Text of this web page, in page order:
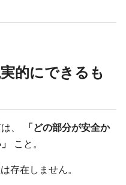
的にできるも
、
「どの部分が安全か
こと。
存在しません。